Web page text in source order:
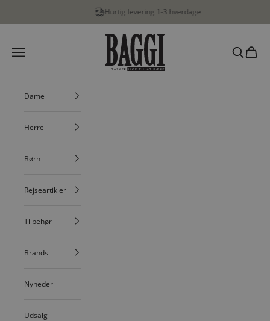
Hurtig levering 1-3 hverdage
BAGGI
Menu
Søg
Dame
Herre
Børn
Rejseartikler
Tilbehør
Brands
Nyheder
Udsalg